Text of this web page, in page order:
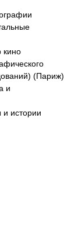
кино
(Париж)
и
истории